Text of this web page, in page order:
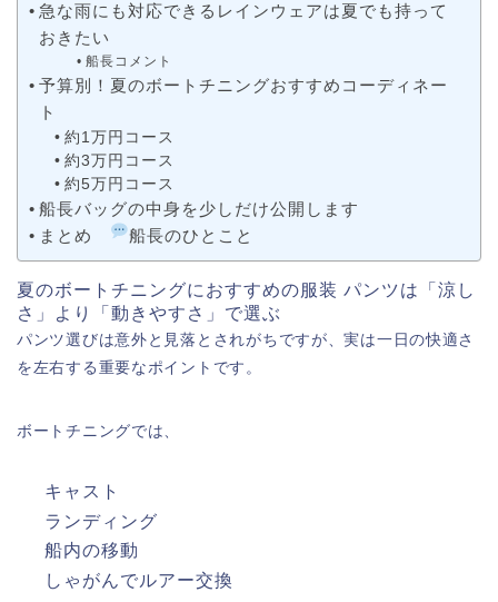
急な雨にも対応できるレインウェアは夏でも持って
おきたい
船長コメント
予算別！夏のボートチニングおすすめコーディネー
ト
約1万円コース
約3万円コース
約5万円コース
船長バッグの中身を少しだけ公開します
まとめ
船長のひとこと
夏のボートチニングにおすすめの服装 パンツは「涼し
さ」より「動きやすさ」で選ぶ
パンツ選びは意外と見落とされがちですが、実は一日の快適さ
を左右する重要なポイントです。
ボートチニングでは、
キャスト
ランディング
船内の移動
しゃがんでルアー交換